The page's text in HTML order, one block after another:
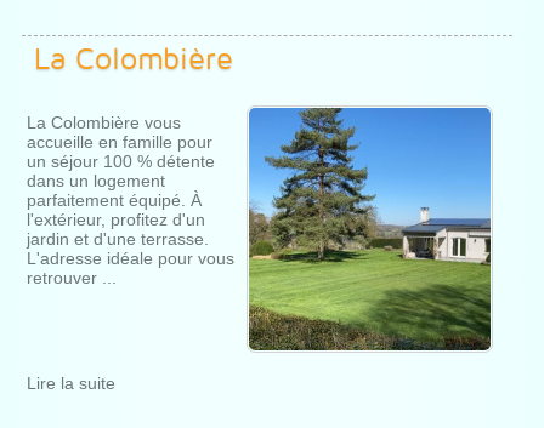
La Colombière
La Colombière vous
accueille en famille pour
un séjour 100 % détente
dans un logement
parfaitement équipé. À
l'extérieur, profitez d'un
jardin et d'une terrasse.
L'adresse idéale pour vous
retrouver ...
Lire la suite